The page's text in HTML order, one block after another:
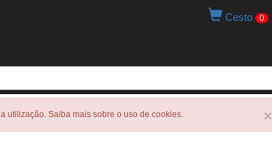
Cesto 0
×
utilização. Saiba mais sobre o uso de cookies.